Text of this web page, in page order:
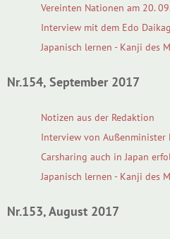
Vereinten Nationen am 20.
Interview mit dem Edo
Japanisch lernen - Kanji des
Nr.154, September 2017
Notizen aus der Redaktion
Interview von Außenminister
Carsharing auch in Japan
Japanisch lernen - Kanji des
Nr.153, August 2017